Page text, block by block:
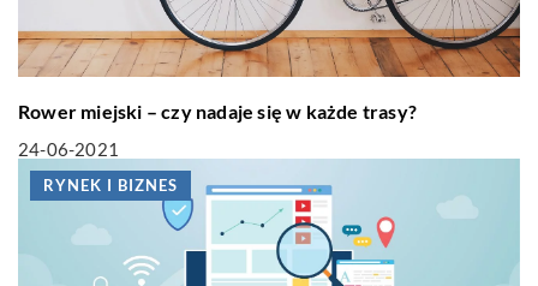
Rower miejski – czy nadaje się w każde trasy?
24-06-2021
RYNEK I BIZNES